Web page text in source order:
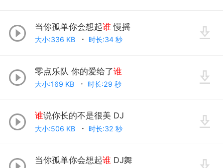
当你孤单你会想起谁慢摇
大小:336 KB 时长:34 秒
零点乐队 你的爱给了谁
大小:169 KB 时长:29 秒
谁说你长的不是很美 DJ
大小:506 KB 时长:32 秒
当你孤单你会想起谁DJ舞